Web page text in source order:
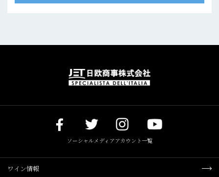
ソーシャルメディアアカウント一覧
ワイン情報